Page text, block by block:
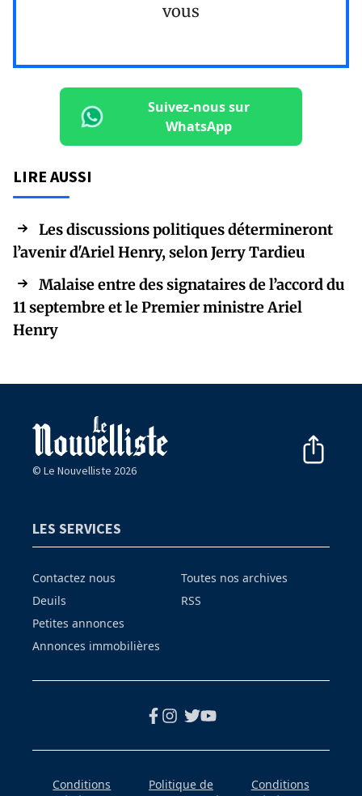
vous
Suivez-nous sur
WhatsApp
LIRE AUSSI
Les discussions politiques détermineront
l’avenir d'Ariel Henry, selon Jerry Tardieu
Malaise entre des signataires de l’accord du
11 septembre et le Premier ministre Ariel
Henry
© Le Nouvelliste 2026
LES SERVICES
Contactez nous
Deuils
Petites annonces
Annonces immobilières
Toutes nos archives
RSS
Conditions
Politique de
Conditions